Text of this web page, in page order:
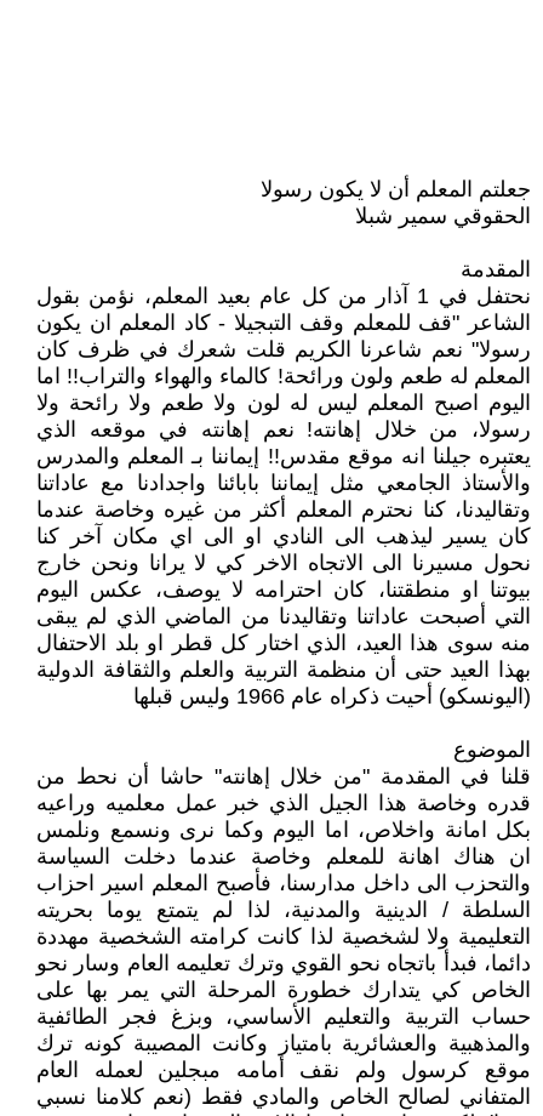
جعلتم المعلم أن لا يكون رسولا
الحقوقي سمير شبلا
المقدمة
نحتفل في 1 آذار من كل عام بعيد المعلم، نؤمن بقول
الشاعر "قف للمعلم وقف التبجيلا - كاد المعلم ان يكون
رسولا" نعم شاعرنا الكريم قلت شعرك في ظرف كان
المعلم له طعم ولون ورائحة! كالماء والهواء والتراب!! اما
اليوم اصبح المعلم ليس له لون ولا طعم ولا رائحة ولا
رسولا، من خلال إهانته! نعم إهانته في موقعه الذي
يعتبره جيلنا انه موقع مقدس!! إيماننا بـ المعلم والمدرس
والأستاذ الجامعي مثل إيماننا بابائنا واجدادنا مع عاداتنا
وتقاليدنا، كنا نحترم المعلم أكثر من غيره وخاصة عندما
كان يسير ليذهب الى النادي او الى اي مكان آخر كنا
نحول مسيرنا الى الاتجاه الاخر كي لا يرانا ونحن خارج
بيوتنا او منطقتنا، كان احترامه لا يوصف، عكس اليوم
التي أصبحت عاداتنا وتقاليدنا من الماضي الذي لم يبقى
منه سوى هذا العيد، الذي اختار كل قطر او بلد الاحتفال
بهذا العيد حتى أن منظمة التربية والعلم والثقافة الدولية
(اليونسكو) أحيت ذكراه عام 1966 وليس قبلها
الموضوع
قلنا في المقدمة "من خلال إهانته" حاشا أن نحط من
قدره وخاصة هذا الجيل الذي خبر عمل معلميه وراعيه
بكل امانة واخلاص، اما اليوم وكما نرى ونسمع ونلمس
ان هناك اهانة للمعلم وخاصة عندما دخلت السياسة
والتحزب الى داخل مدارسنا، فأصبح المعلم اسير احزاب
السلطة / الدينية والمدنية، لذا لم يتمتع يوما بحريته
التعليمية ولا لشخصية لذا كانت كرامته الشخصية مهددة
دائما، فبدأ باتجاه نحو القوي وترك تعليمه العام وسار نحو
الخاص كي يتدارك خطورة المرحلة التي يمر بها على
حساب التربية والتعليم الأساسي، وبزغ فجر الطائفية
والمذهبية والعشائرية بامتياز وكانت المصيبة كونه ترك
موقع كرسول ولم نقف أمامه مبجلين لعمله العام
المتفاني لصالح الخاص والمادي فقط (نعم كلامنا نسبي